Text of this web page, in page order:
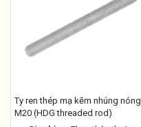
Ty ren thép mạ kẽm nhúng nóng,
M20 (HDG threaded rod)